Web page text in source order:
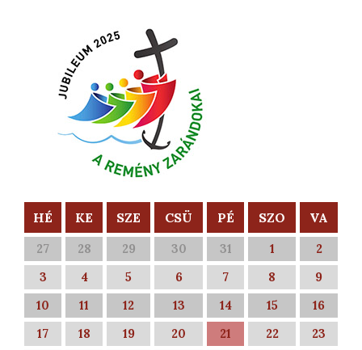
HÉ KE SZE CSÜ PÉ SZO VA
27 28 29 30 31 1
2
3
4 5 6 7 8
9
10
11 12 13 14 15
16
17
18 19 20 21 22
23